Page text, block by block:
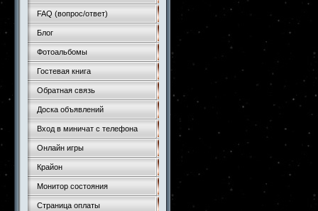
FAQ (вопрос/ответ)
Блог
Фотоальбомы
Гостевая книга
Обратная связь
Доска объявлений
Вход в миничат с телефона
Онлайн игры
Крайон
Монитор состояния
Страница оплаты